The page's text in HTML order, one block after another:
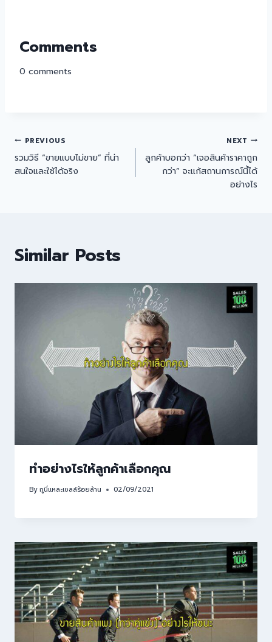
Comments
0 comments
PREVIOUS
รวมวิธี “ขายแบบไม่ขาย” ที่น่า
สนใจและใช้ได้จริง
NEXT
ลูกค้าบอกว่า “เจอสินค้าราคาถูก
กว่า” จะแก้สถานการณ์นี้ได้
อย่างไร
Similar Posts
ทำอย่างไรให้ลูกค้าเลือกคุณ
Byกูนี่แหละเซลล์ร้อยล้าน 02/09/2021